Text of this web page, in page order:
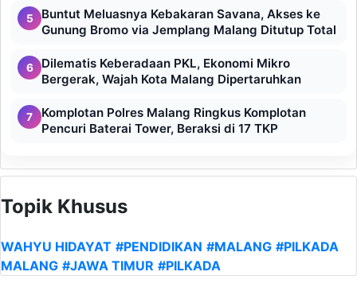
5
Buntut Meluasnya Kebakaran Savana, Akses ke
Gunung Bromo via Jemplang Malang Ditutup Total
6
Dilematis Keberadaan PKL, Ekonomi Mikro
Bergerak, Wajah Kota Malang Dipertaruhkan
7
Komplotan Polres Malang Ringkus Komplotan
Pencuri Baterai Tower, Beraksi di 17 TKP
Topik Khusus
WAHYU HIDAYAT #PENDIDIKAN #MALANG #PILKADA
MALANG #JAWA TIMUR #PILKADA